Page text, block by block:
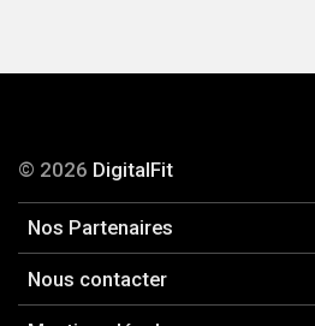
© 2026 DigitalFit
Nos Partenaires
Nous contacter